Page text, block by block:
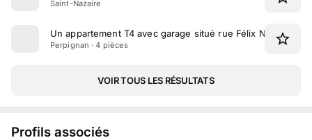
Saint-Nazaire
Un appartement T4 avec garage situé rue Félix Nadar à
Perpignan · 4 pièces
VOIR TOUS LES RÉSULTATS
Profils associés